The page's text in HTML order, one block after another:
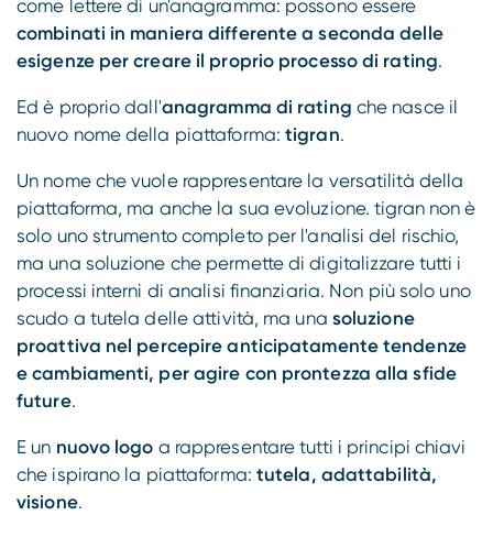
come lettere di un'anagramma: possono essere
combinati in maniera differente a seconda delle
esigenze per creare il proprio processo di rating.
Ed è proprio dall'anagramma di rating che nasce il
nuovo nome della piattaforma:tigran.
Un nome che vuole rappresentare la versatilità della
piattaforma, ma anche la sua evoluzione. tigran non è
solo uno strumento completo per l'analisi del rischio,
ma una soluzione che permette di digitalizzare tutti i
processi interni di analisi finanziaria. Non più solo uno
scudo a tutela delle attività, ma una soluzione
proattiva nel percepire anticipatamente tendenze
e cambiamenti, per agire con prontezza alla sfide
future.
E un nuovo logo a rappresentare tutti i principi chiavi
che ispirano la piattaforma: tutela, adattabilità,
visione.